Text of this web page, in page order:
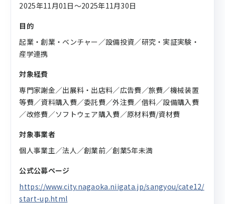
2025年11月01日〜2025年11月30日
目的
起業・創業・ベンチャー／設備投資／研究・実証実験・
産学連携
対象経費
専門家謝金／出展料・出店料／広告費／旅費／機械装置
等費／資料購入費／委託費／外注費／借料／設備購入費
／改修費／ソフトウェア購入費／原材料費/資材費
対象事業者
個人事業主／法人／創業前／創業5年未満
公式公募ページ
https://www.city.nagaoka.niigata.jp/sangyou/cate12/
start-up.html